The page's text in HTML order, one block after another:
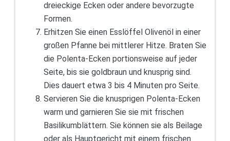
dreieckige Ecken oder andere bevorzugte
Formen.
Erhitzen Sie einen Esslöffel Olivenöl in einer
großen Pfanne bei mittlerer Hitze. Braten Sie
die Polenta-Ecken portionsweise auf jeder
Seite, bis sie goldbraun und knusprig sind.
Dies dauert etwa 3 bis 4 Minuten pro Seite.
Servieren Sie die knusprigen Polenta-Ecken
warm und garnieren Sie sie mit frischen
Basilikumblättern. Sie können sie als Beilage
oder als Hauptgericht mit einem frischen